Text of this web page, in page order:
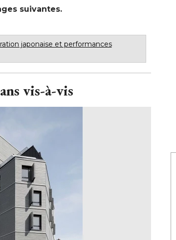
suivantes.
japonaise et performances
vis-à-vis